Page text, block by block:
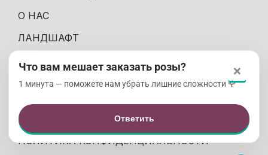
О НАС
ЛАНДШАФТ
ДОСТАВКА И ОПЛАТА
ПРАВИЛА СЕРВИСА
ПОЛИТИКА КОНФИДЕНЦИАЛЬНОСТИ
×
Что вам мешает заказать розы?
1 минута — поможете нам убрать лишние сложности 🌹
Ответить